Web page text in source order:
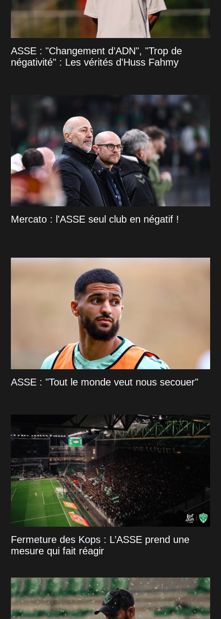
ASSE : "Changement d’ADN", "Trop de
négativité" : Les vérités d'Huss Fahmy
Mercato : l'ASSE seul club en négatif !
ASSE : "Tout le monde veut nous secouer"
Fermeture des Kops : L’ASSE prend une
mesure qui fait réagir